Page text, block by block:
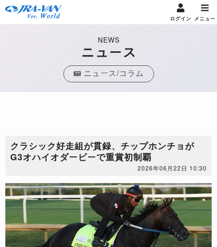
ログイン メニュー
NEWS
ニュース
ニュース/コラム
​クラシック好走組が貫録、チップホンチョが
G3オハイオダービーで重賞初制覇
2026年06月22日 10:30